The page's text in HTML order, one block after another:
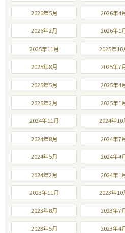
2026年5月 2026年4
2026年2月 2026年1
2025年11月 2025年10
2025年8月 2025年7
2025年5月 2025年4
2025年2月 2025年1
2024年11月 2024年10
2024年8月 2024年7
2024年5月 2024年4
2024年2月 2024年1
2023年11月 2023年10
2023年8月 2023年7
2023年5月 2023年4